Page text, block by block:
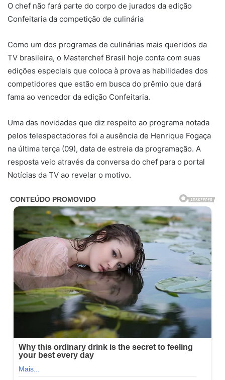
O chef não fará parte do corpo de jurados da edição
Confeitaria da competição de culinária
Como um dos programas de culinárias mais queridos da
TV brasileira, o Masterchef Brasil hoje conta com suas
edições especiais que coloca à prova as habilidades dos
competidores que estão em busca do prêmio que dará
fama ao vencedor da edição Confeitaria.
Uma das novidades que diz respeito ao programa notada
pelos telespectadores foi a ausência de Henrique Fogaça
na última terça (09), data de estreia da programação. A
resposta veio através da conversa do chef para o portal
Notícias da TV ao revelar o motivo.